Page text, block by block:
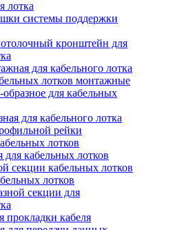
лотка
системы поддержки
кронштейн для
для кабельного лотка
лотков монтажные
для кабельных
для кабельного лотка
рейки
лотков
для кабельных лотков
секции кабельных лотков
лотков
секции для
прокладки кабеля